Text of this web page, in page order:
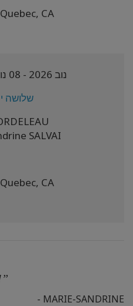
Quebec, CA
06 נוב 2026 - 08 נוב 2026
שלושה
SALVAI
Quebec, CA
- MARIE-SANDRINE